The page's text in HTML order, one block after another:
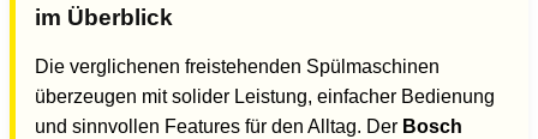
im Überblick
Die verglichenen freistehenden Spülmaschinen
überzeugen mit solider Leistung, einfacher Bedienung
und sinnvollen Features für den Alltag. Der Bosch